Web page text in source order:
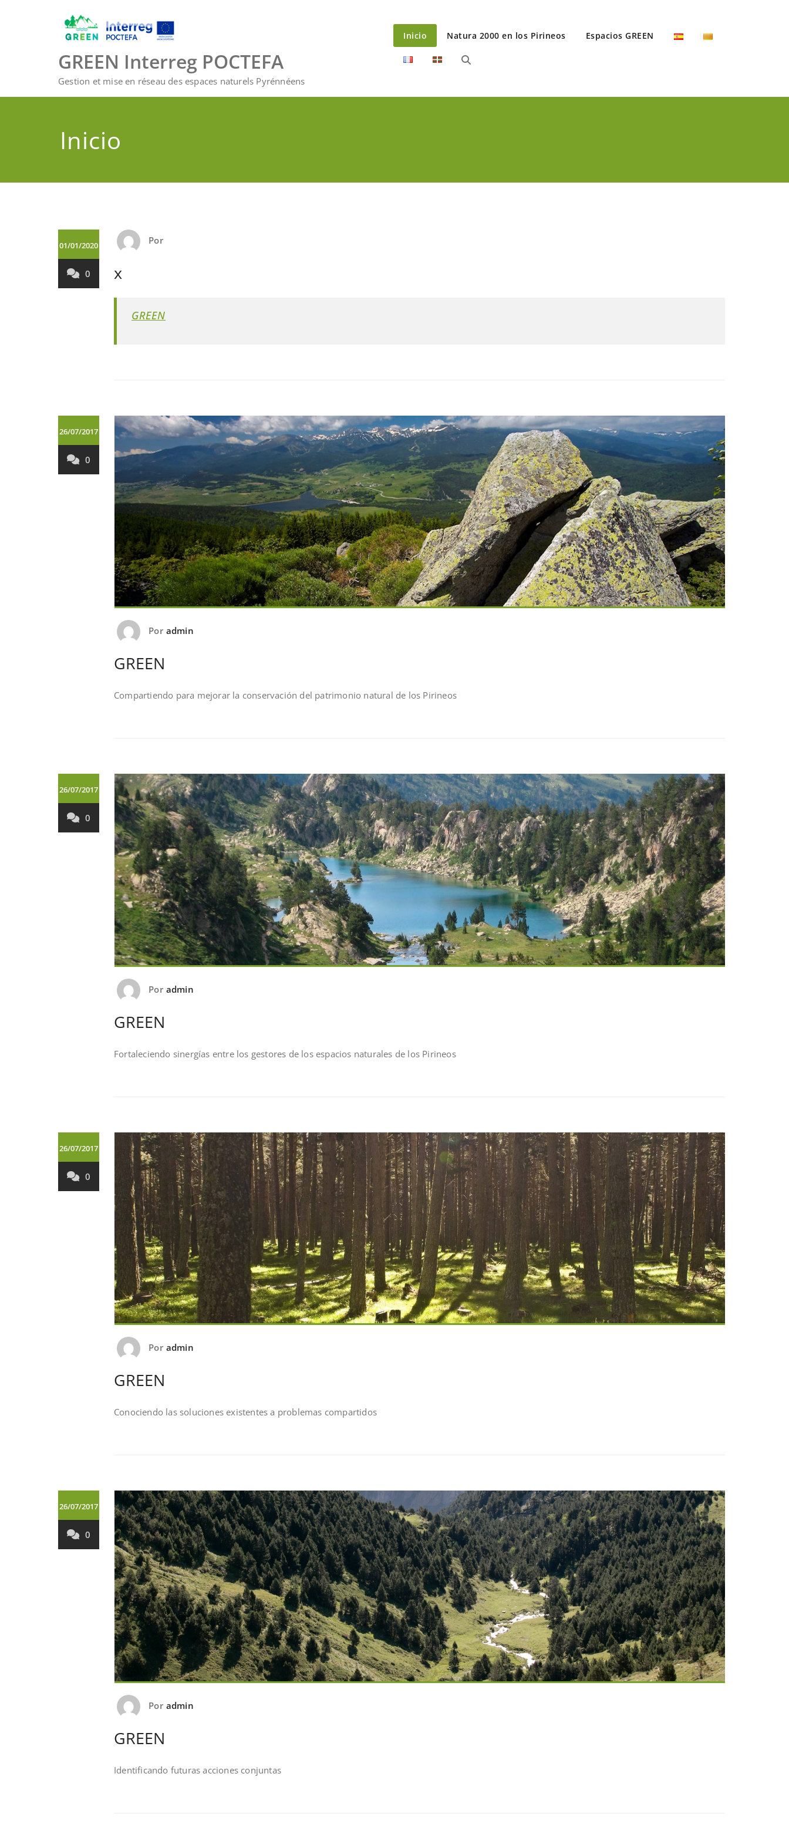
GREEN Interreg POCTEFA
Gestion et mise en réseau des espaces naturels Pyrénnéens
Inicio Natura 2000 en los Pirineos Espacios GREEN
Inicio
01/01/2020
0
Por
x
GREEN
26/07/2017
0
Por admin
GREEN
Compartiendo para mejorar la conservación del patrimonio natural de los Pirineos
26/07/2017
0
Por admin
GREEN
Fortaleciendo sinergías entre los gestores de los espacios naturales de los Pirineos
26/07/2017
0
Por admin
GREEN
Conociendo las soluciones existentes a problemas compartidos
26/07/2017
0
Por admin
GREEN
Identificando futuras acciones conjuntas